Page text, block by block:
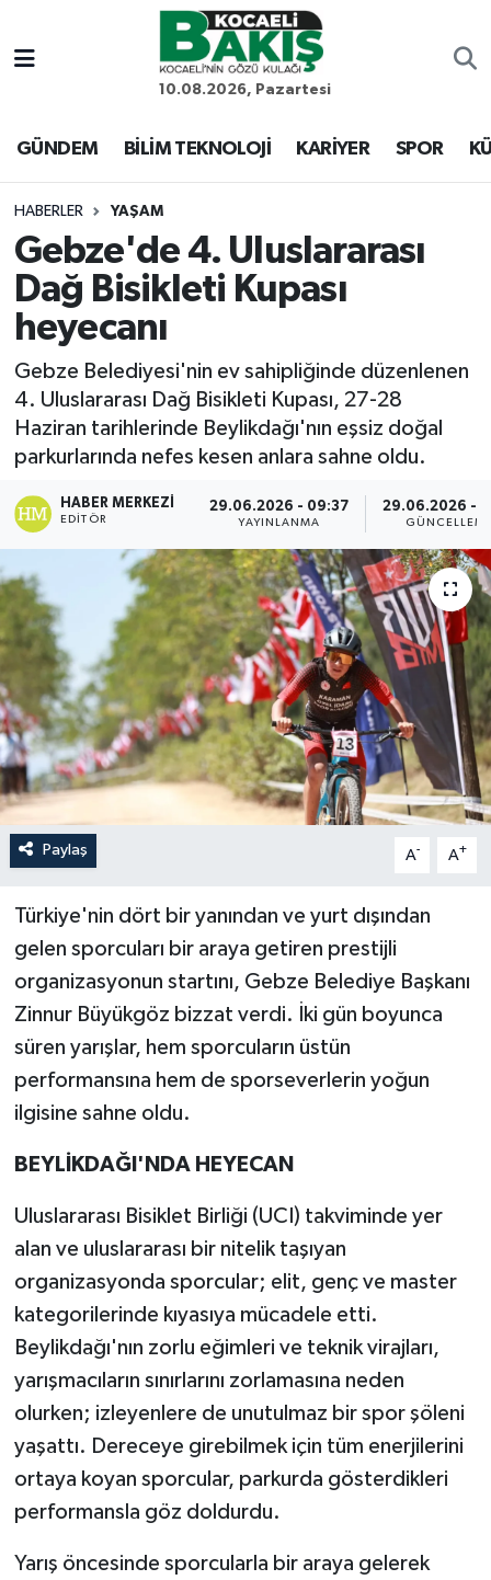
10.08.2026, Pazartesi
GÜNDEM BİLİM TEKNOLOJİ KARİYER SPOR
HABERLER YAŞAM
Gebze'de 4. Uluslararası
Dağ Bisikleti Kupası
heyecanı
Gebze Belediyesi'nin ev sahipliğinde düzenlenen
4. Uluslararası Dağ Bisikleti Kupası, 27-28
Haziran tarihlerinde Beylikdağı'nın eşsiz doğal
parkurlarında nefes kesen anlara sahne oldu.
HABER MERKEZI
EDITÖR
29.06.2026 - 09:37
YAYINLANMA
29.06.2026 -
Paylaş A- A+
Türkiye'nin dört bir yanından ve yurt dışından
gelen sporcuları bir araya getiren prestijli
organizasyonun startını, Gebze Belediye Başkanı
Zinnur Büyükgöz bizzat verdi. İki gün boyunca
süren yarışlar, hem sporcuların üstün
performansına hem de sporseverlerin yoğun
ilgisine sahne oldu.
BEYLİKDAĞI'NDA HEYECAN
Uluslararası Bisiklet Birliği (UCI) takviminde yer
alan ve uluslararası bir nitelik taşıyan
organizasyonda sporcular; elit, genç ve master
kategorilerinde kıyasıya mücadele etti.
Beylikdağı'nın zorlu eğimleri ve teknik virajları,
yarışmacıların sınırlarını zorlamasına neden
olurken; izleyenlere de unutulmaz bir spor şöleni
yaşattı. Dereceye girebilmek için tüm enerjilerini
ortaya koyan sporcular, parkurda gösterdikleri
performansla göz doldurdu.
Yarış öncesinde sporcularla bir araya gelerek
Kocaeli Nöbetçi Eczaneler
Kocaeli Hava Durumu
Süper Lig Puan Durumu ve Fikstür
Tüm Manşetler
Son Dakika Haberleri
Haber Arşivi